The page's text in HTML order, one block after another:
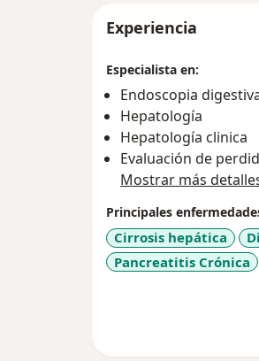
Experiencia
Especialista en:
Endoscopia
Hepatología
Hepatología clinica
Evaluación de
Mostrar más
Principales
Cirrosis hepática
Pancreatitis Crónica